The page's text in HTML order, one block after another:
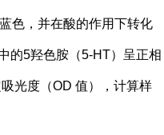
色，并在酸的作用下转化
的5羟色胺（5-HT） 呈正相
光度（OD 值），计算样